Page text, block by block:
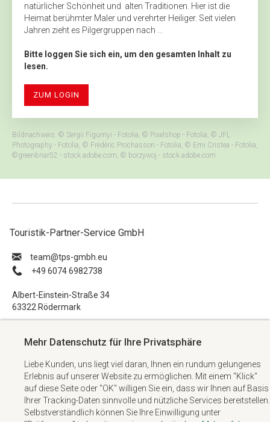
natürlicher Schönheit und alten Traditionen. Hier ist die
Heimat berühmter Maler und verehrter Heiliger. Seit vielen
Jahren zieht es Pilgergruppen nach ...
Bitte loggen Sie sich ein, um den gesamten Inhalt zu
lesen.
ZUM LOGIN
Bildnachweis: © Sergii Figurnyi - Fotolia, © Pixelshop - Fotolia, © JFL
Photography - Fotolia, © Frédéric Prochasson - Fotolia, © Emi Cristea - Fotolia,
©greenbriar52 - stock.adobe.com, © borzywoj - stock.adobe.com
Touristik-Partner-Service GmbH
ue.hbmg-spt@maet
+49 6074 6982738
Albert-Einstein-Straße 34
63322 Rödermark
Impressum
AGB
Kontakt
Mehr Datenschutz für Ihre Privatsphäre
Liebe Kunden, uns liegt viel daran, Ihnen ein rundum gelungenes
Erlebnis auf unserer Website zu ermöglichen. Mit einem "Klick"
auf diese Seite oder "OK" willigen Sie ein, dass wir Ihnen auf Basis
Ihrer Tracking-Daten sinnvolle und nützliche Services bereitstellen.
Selbstverständlich können Sie Ihre Einwilligung unter